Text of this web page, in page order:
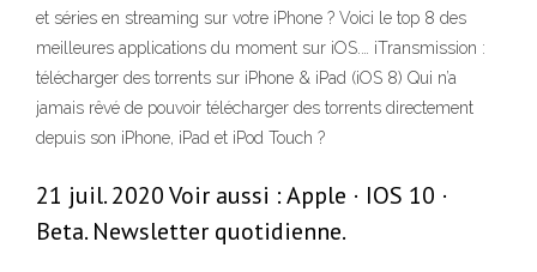
et séries en streaming sur votre iPhone ? Voici le top 8 des
meilleures applications du moment sur iOS.… iTransmission :
télécharger des torrents sur iPhone & iPad (iOS 8) Qui n’a
jamais rêvé de pouvoir télécharger des torrents directement
depuis son iPhone, iPad et iPod Touch ?
21 juil. 2020 Voir aussi : Apple · IOS 10 ·
Beta. Newsletter quotidienne.